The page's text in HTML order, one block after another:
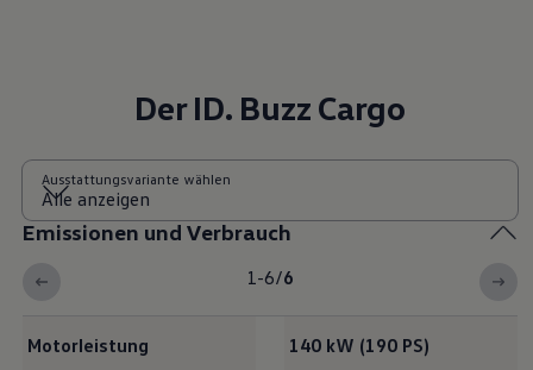
Der ID. Buzz Cargo
Ausstattungsvariante wählen
Emissionen und Verbrauch
1-6/6
Motorleistung 140 kW (190 PS)